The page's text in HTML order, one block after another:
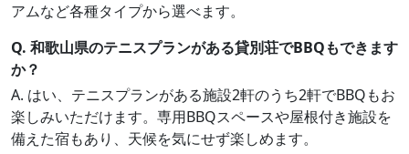
アムなど各種タイプから選べます。
Q. 和歌山県のテニスプランがある貸別荘でBBQもできます
か？
A. はい、テニスプランがある施設2軒のうち2軒でBBQもお
楽しみいただけます。専用BBQスペースや屋根付き施設を
備えた宿もあり、天候を気にせず楽しめます。